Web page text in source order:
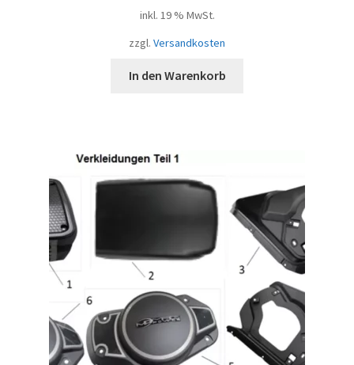
inkl. 19 % MwSt.
zzgl. Versandkosten
In den Warenkorb